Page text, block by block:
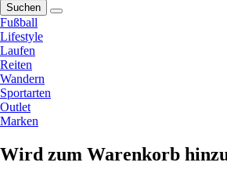
Suchen
Fußball
Lifestyle
Laufen
Reiten
Wandern
Sportarten
Outlet
Marken
Wird zum Warenkorb